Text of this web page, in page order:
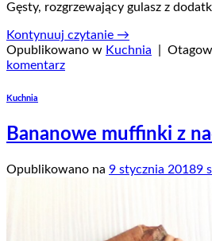
Gęsty, rozgrzewający gulasz z
Kontynuuj czytanie →
Opublikowano w Kuchnia
komentarz
Kuchnia
Bananowe muffinki z
Opublikowano na 9 stycznia 20189